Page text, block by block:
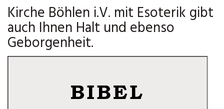
Kirche Böhlen i.V. mit Esoterik gibt
auch Ihnen Halt und ebenso
Geborgenheit.